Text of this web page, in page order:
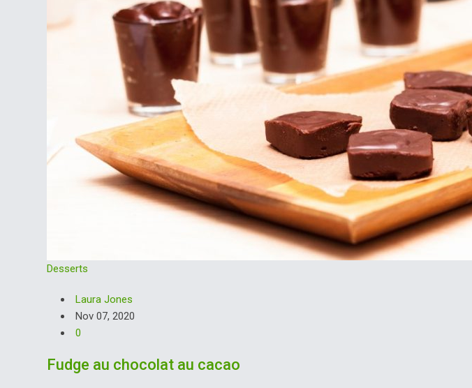
Desserts
Laura Jones
Nov 07, 2020
0
Fudge au chocolat au cacao